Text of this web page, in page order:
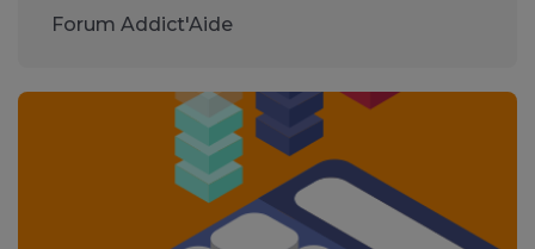
Forum Addict'Aide